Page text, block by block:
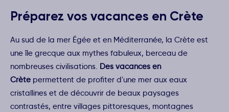
Préparez vos vacances en Crète
Au sud de la mer Égée et en Méditerranée, la Crète est
une île grecque aux mythes fabuleux, berceau de
nombreuses civilisations. Des vacances en
Crète permettent de profiter d'une mer aux eaux
cristallines et de découvrir de beaux paysages
contrastés, entre villages pittoresques, montagnes